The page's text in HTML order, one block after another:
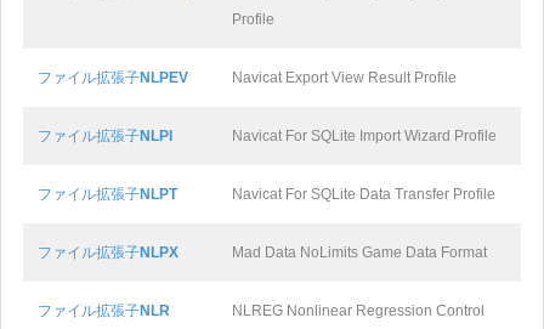
Profile
ファイル拡張子NLPEV Navicat Export View Result Profile
ファイル拡張子NLPI Navicat For SQLite Import Wizard Profile
ファイル拡張子NLPT Navicat For SQLite Data Transfer Profile
ファイル拡張子NLPX Mad Data NoLimits Game Data Format
ファイル拡張子NLR NLREG Nonlinear Regression Control